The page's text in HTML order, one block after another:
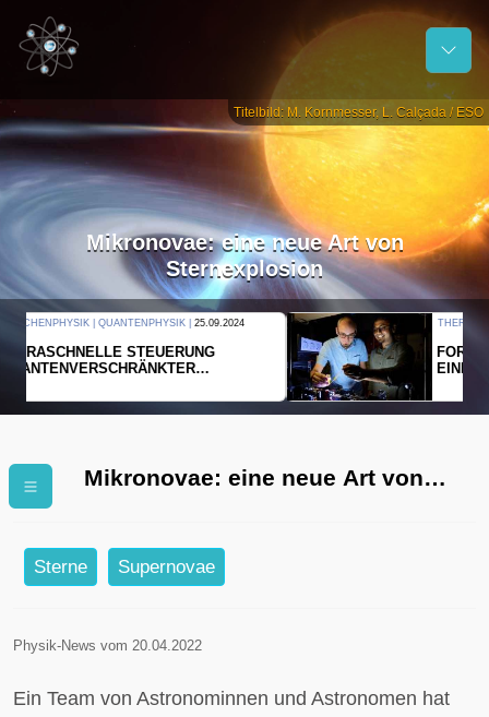
Titelbild: M. Kornmesser, L. Calçada / ESO
Mikronovae: eine neue Art von
Sternexplosion
THERMODYNAMIK | WELLENLEHRE | 23.09.2024
FORSCHER ERZEUGEN
EINDIMENSIONALES GAS AUS LICHT
Mikronovae: eine neue Art von
Sterne Supernovae
Physik-News vom 20.04.2022
Ein Team von Astronominnen und Astronomen hat